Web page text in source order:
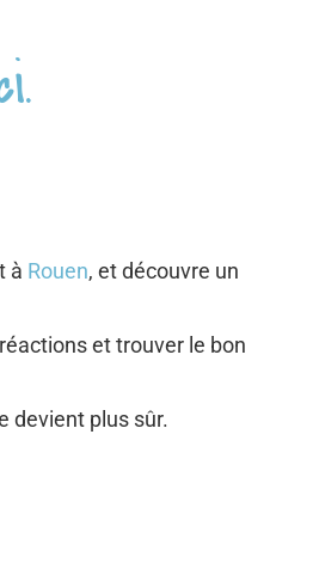
à Rouen, et découvre un
et trouver le bon
devient plus sûr.